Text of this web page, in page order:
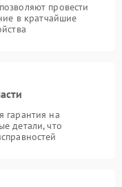
провести
в кратчайшие
гарантия на
детали, что